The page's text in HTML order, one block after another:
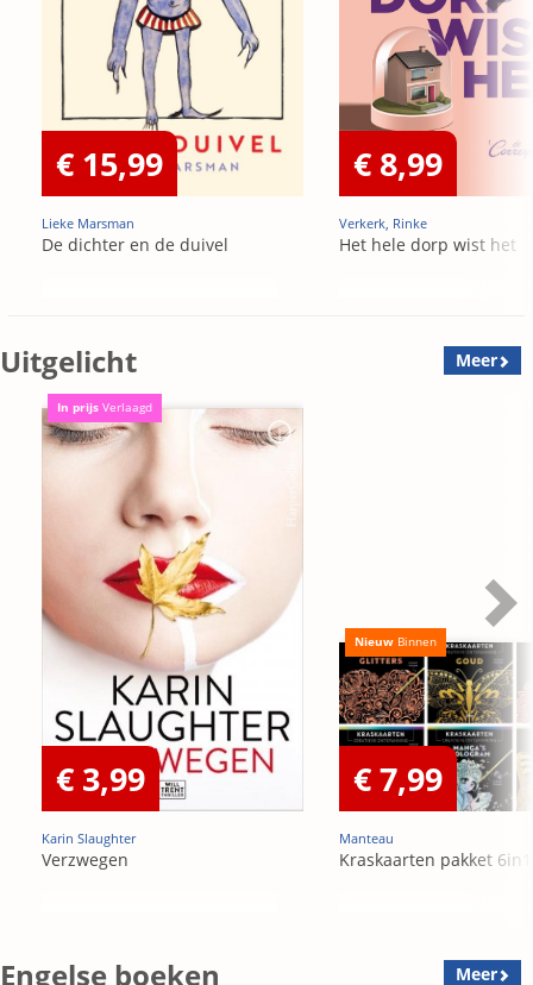
€ 15,99
Lieke Marsman
De dichter en de duivel
€ 8,99
Verkerk, Rinke
Het hele dorp wist het
Uitgelicht Meer
In prijs Verlaagd
€ 3,99
Karin Slaughter
Verzwegen
Nieuw Binnen
€ 7,99
Manteau
Kraskaarten pakket 6in1
Engelse boeken Meer